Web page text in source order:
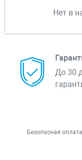
Нет в
До 30
Безопасная